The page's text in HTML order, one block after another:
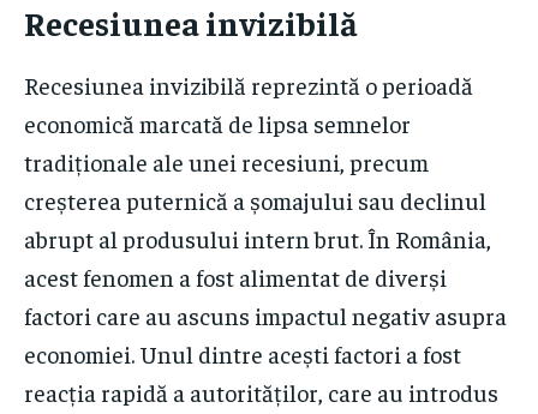
Recesiunea invizibilă
Recesiunea invizibilă reprezintă o perioadă
economică marcată de lipsa semnelor
tradiționale ale unei recesiuni, precum
creșterea puternică a șomajului sau declinul
abrupt al produsului intern brut. În România,
acest fenomen a fost alimentat de diverși
factori care au ascuns impactul negativ asupra
economiei. Unul dintre acești factori a fost
reacția rapidă a autorităților, care au introdus